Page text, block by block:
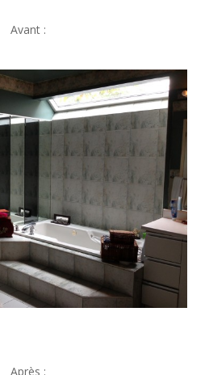
Avant :
Après :